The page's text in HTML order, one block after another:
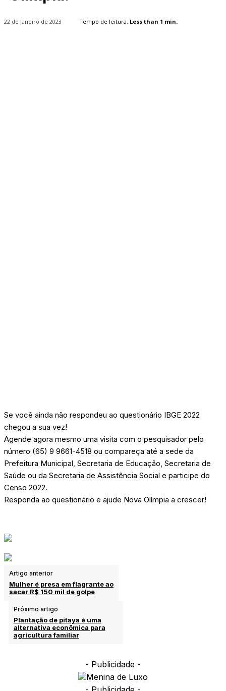
22 de janeiro de 2023 Tempo de leitura, Less than 1 min.
Se você ainda não respondeu ao questionário IBGE 2022
chegou a sua vez!
Agende agora mesmo uma visita com o pesquisador pelo
número (65) 9 9661-4518 ou compareça até a sede da
Prefeitura Municipal, Secretaria de Educação, Secretaria de
Saúde ou da Secretaria de Assistência Social e participe do
Censo 2022.
Responda ao questionário e ajude Nova Olímpia a crescer!
Artigo anterior
Mulher é presa em flagrante ao
sacar R$ 150 mil de golpe
Próximo artigo
Plantação de pitaya é uma
alternativa econômica para
agricultura familiar
- Publicidade -